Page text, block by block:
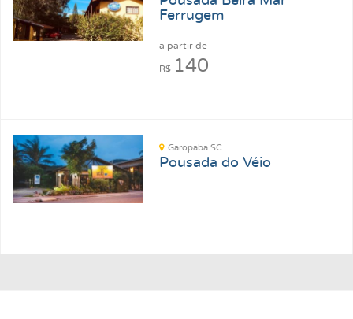
Ferrugem
a partir de
R$ 140
Garopaba SC
Pousada do Véio